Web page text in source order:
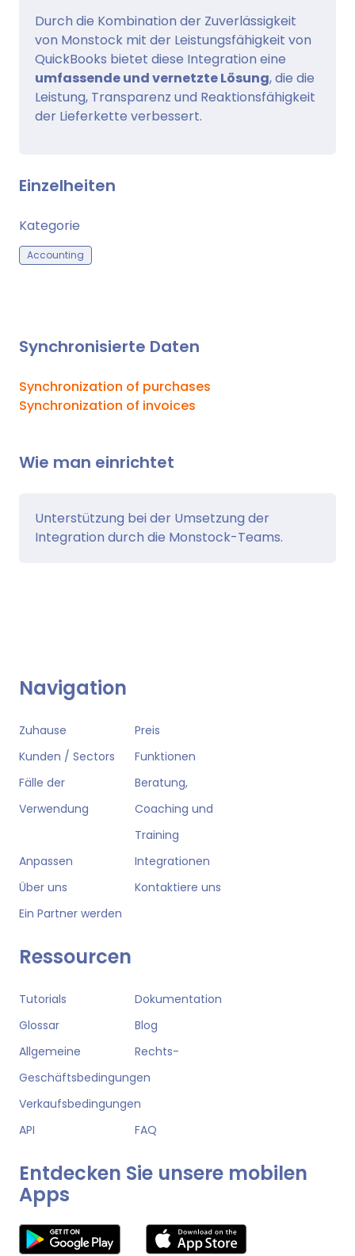
Durch die Kombination der Zuverlässigkeit
von Monstock mit der Leistungsfähigkeit von
QuickBooks bietet diese Integration eine
umfassende und vernetzte Lösung, die die
Leistung, Transparenz und Reaktionsfähigkeit
der Lieferkette verbessert.
Einzelheiten
Kategorie
Accounting
Synchronisierte Daten
Synchronization of purchases
Synchronization of invoices
Wie man einrichtet
Unterstützung bei der Umsetzung der
Integration durch die Monstock-Teams.
Navigation
Zuhause
Preis
Kunden / Sectors
Funktionen
Fälle der
Verwendung
Beratung,
Coaching und
Training
Anpassen
Integrationen
Über uns
Kontaktiere uns
Ein Partner werden
Ressourcen
Tutorials
Dokumentation
Glossar
Blog
Allgemeine
Geschäftsbedingungen
Verkaufsbedingungen
Rechts-
API FAQ
Entdecken Sie unsere mobilen
Apps